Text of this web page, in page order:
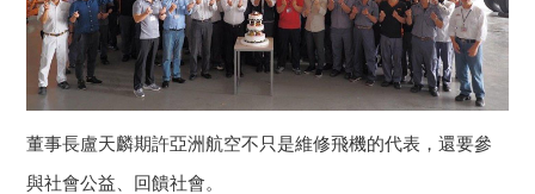
董事長盧天麟期許亞洲航空不只是維修飛機的代表，還要參
與社會公益、回饋社會。